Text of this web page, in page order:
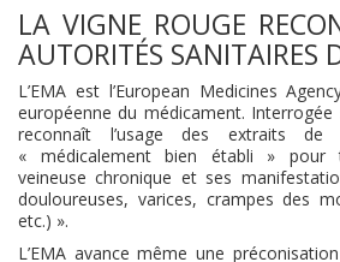
LA VIGNE ROUGE
AUTORITÉS SANITAIRES
L’EMA est l’European Medicines
européenne du médicament.
reconnaît l’usage des extraits de
« médicalement bien établi » pour
veineuse chronique et ses
douloureuses, varices, crampes des
etc.) ».
L’EMA avance même une